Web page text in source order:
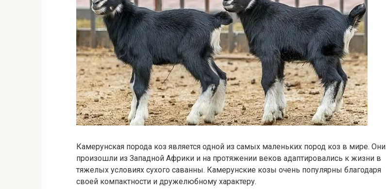
Камерунская порода коз является одной из самых маленьких пород коз в мире. Они
произошли из Западной Африки и на протяжении веков адаптировались к жизни в
тяжелых условиях сухого саванны. Камерунские козы очень популярны благодаря
своей компактности и дружелюбному характеру.